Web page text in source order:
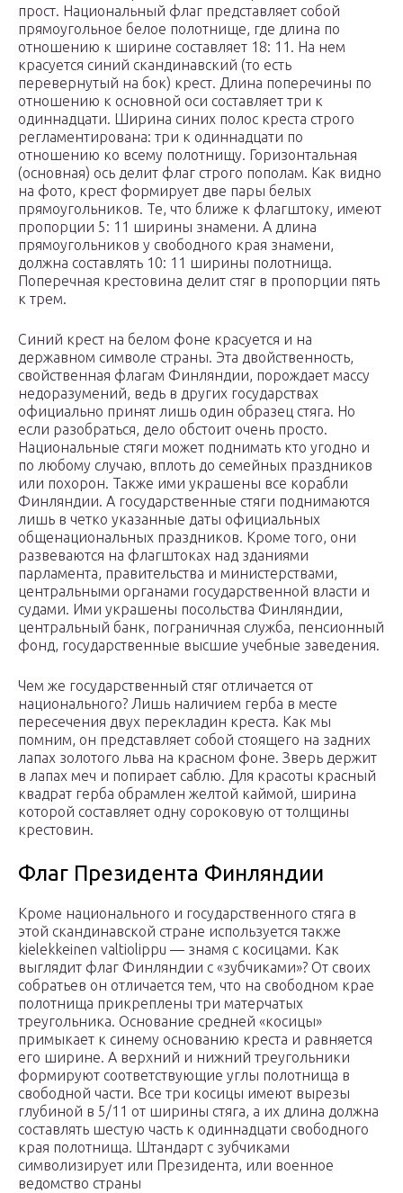
прост. Национальный флаг представляет собой
прямоугольное белое полотнище, где длина по
отношению к ширине составляет 18: 11. На нем
красуется синий скандинавский (то есть
перевернутый на бок) крест. Длина поперечины по
отношению к основной оси составляет три к
одиннадцати. Ширина синих полос креста строго
регламентирована: три к одиннадцати по
отношению ко всему полотнищу. Горизонтальная
(основная) ось делит флаг строго пополам. Как видно
на фото, крест формирует две пары белых
прямоугольников. Те, что ближе к флагштоку, имеют
пропорции 5: 11 ширины знамени. А длина
прямоугольников у свободного края знамени,
должна составлять 10: 11 ширины полотнища.
Поперечная крестовина делит стяг в пропорции пять
к трем.
Синий крест на белом фоне красуется и на
державном символе страны. Эта двойственность,
свойственная флагам Финляндии, порождает массу
недоразумений, ведь в других государствах
официально принят лишь один образец стяга. Но
если разобраться, дело обстоит очень просто.
Национальные стяги может поднимать кто угодно и
по любому случаю, вплоть до семейных праздников
или похорон. Также ими украшены все корабли
Финляндии. А государственные стяги поднимаются
лишь в четко указанные даты официальных
общенациональных праздников. Кроме того, они
развеваются на флагштоках над зданиями
парламента, правительства и министерствами,
центральными органами государственной власти и
судами. Ими украшены посольства Финляндии,
центральный банк, пограничная служба, пенсионный
фонд, государственные высшие учебные заведения.
Чем же государственный стяг отличается от
национального? Лишь наличием герба в месте
пересечения двух перекладин креста. Как мы
помним, он представляет собой стоящего на задних
лапах золотого льва на красном фоне. Зверь держит
в лапах меч и попирает саблю. Для красоты красный
квадрат герба обрамлен желтой каймой, ширина
которой составляет одну сороковую от толщины
крестовин.
Флаг Президента Финляндии
Кроме национального и государственного стяга в
этой скандинавской стране используется также
kielekkeinen valtiolippu — знамя с косицами. Как
выглядит флаг Финляндии с «зубчиками»? От своих
собратьев он отличается тем, что на свободном крае
полотнища прикреплены три матерчатых
треугольника. Основание средней «косицы»
примыкает к синему основанию креста и равняется
его ширине. А верхний и нижний треугольники
формируют соответствующие углы полотнища в
свободной части. Все три косицы имеют вырезы
глубиной в 5/11 от ширины стяга, а их длина должна
составлять шестую часть к одиннадцати свободного
края полотнища. Штандарт с зубчиками
символизирует или Президента, или военное
ведомство страны